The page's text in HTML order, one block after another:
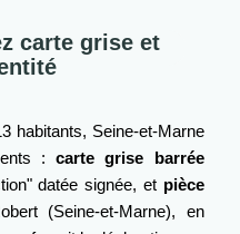
carte grise et
habitants, Seine-et-Marne
:carte grise barrée
datée signée, et pièce
(Seine-et-Marne), en